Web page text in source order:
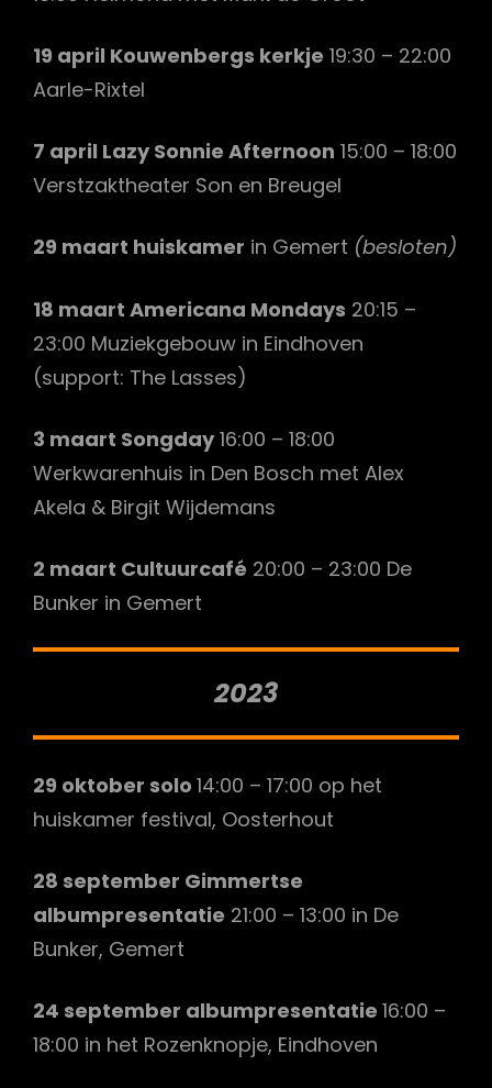
19 april Kouwenbergs kerkje 19:30 – 22:00
Aarle-Rixtel
7 april Lazy Sonnie Afternoon 15:00 – 18:00
Verstzaktheater Son en Breugel
29 maart huiskamer in Gemert (besloten)
18 maart Americana Mondays 20:15 –
23:00 Muziekgebouw in Eindhoven
(support: The Lasses)
3 maart Songday16:00 – 18:00
Werkwarenhuis in Den Bosch met Alex
Akela & Birgit Wijdemans
2 maart Cultuurcafé 20:00 – 23:00 De
Bunker in Gemert
2023
29 oktober solo 14:00 – 17:00 op het
huiskamer festival, Oosterhout
28 september Gimmertse
albumpresentatie 21:00 – 13:00 in De
Bunker, Gemert
24 september albumpresentatie 16:00 –
18:00 in het Rozenknopje, Eindhoven